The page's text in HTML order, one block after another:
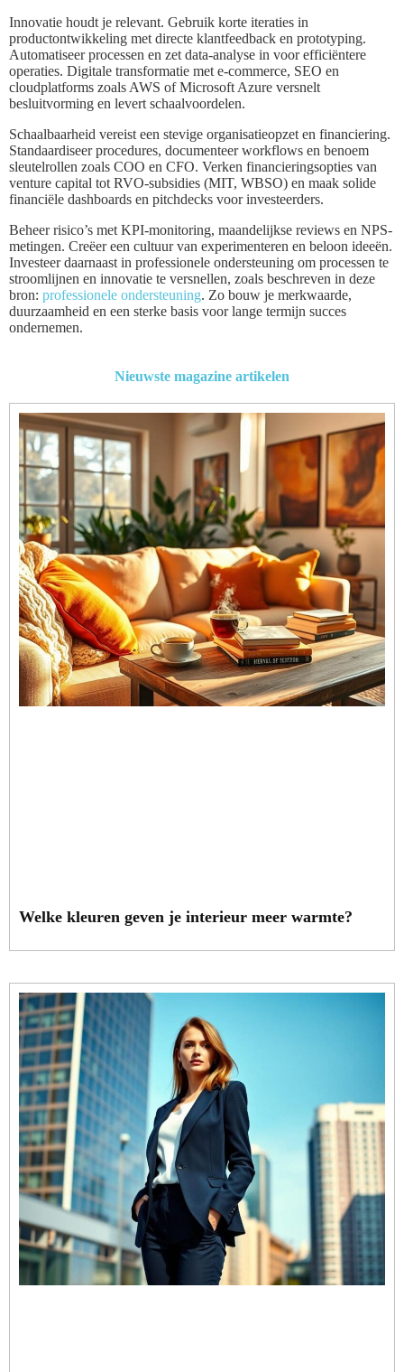
Innovatie houdt je relevant. Gebruik korte iteraties in
productontwikkeling met directe klantfeedback en prototyping.
Automatiseer processen en zet data-analyse in voor efficiëntere
operaties. Digitale transformatie met e-commerce, SEO en
cloudplatforms zoals AWS of Microsoft Azure versnelt
besluitvorming en levert schaalvoordelen.
Schaalbaarheid vereist een stevige organisatieopzet en financiering.
Standaardiseer procedures, documenteer workflows en benoem
sleutelrollen zoals COO en CFO. Verken financieringsopties van
venture capital tot RVO-subsidies (MIT, WBSO) en maak solide
financiële dashboards en pitchdecks voor investeerders.
Beheer risico’s met KPI-monitoring, maandelijkse reviews en NPS-
metingen. Creëer een cultuur van experimenteren en beloon ideeën.
Investeer daarnaast in professionele ondersteuning om processen te
stroomlijnen en innovatie te versnellen, zoals beschreven in deze
bron: professionele ondersteuning. Zo bouw je merkwaarde,
duurzaamheid en een sterke basis voor lange termijn succes
ondernemen.
Nieuwste magazine artikelen
Welke kleuren geven je interieur meer warmte?